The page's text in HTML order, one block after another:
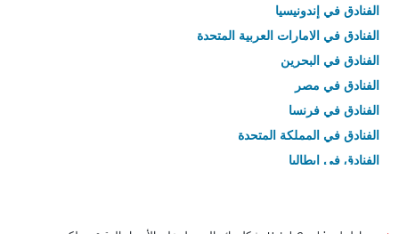
الفنادق في إندونيسيا
الفنادق في الامارات العربية المتحدة
الفنادق في البحرين
الفنادق في مصر
الفنادق في فرنسا
الفنادق في المملكة المتحدة
الفنادق في إيطاليا